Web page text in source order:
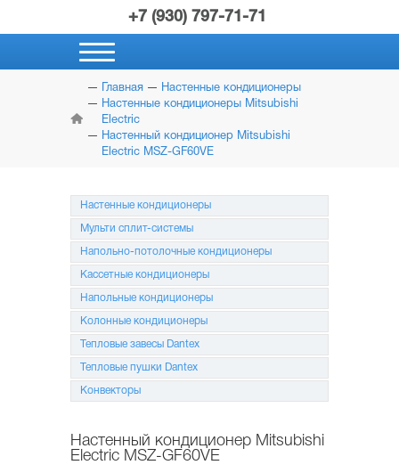
+7 (930) 797-71-71
НАСТЕННЫЕ
КОНДИЦИОНЕРЫ
МУЛЬТИ
СПЛИТ-СИСТЕМЫ
КАССЕТНЫЕ
КОНДИЦИОНЕРЫ
КОЛОННЫЕ
КОНДИЦИОНЕРЫ
МОБИЛЬНЫЕ
КОНДИЦИОНЕРЫ
МОНТАЖ
И ОБСЛУЖИВАНИЕ
АКЦИИ
Главная
Настенные кондиционеры
Настенные кондиционеры Mitsubishi
Electric
Настенный кондиционер Mitsubishi
Electric MSZ-GF60VE
Настенные кондиционеры
Мульти сплит-системы
Напольно-потолочные кондиционеры
Кассетные кондиционеры
Напольные кондиционеры
Колонные кондиционеры
Тепловые завесы Dantex
Тепловые пушки Dantex
Конвекторы
Настенный кондиционер Mitsubishi
Electric MSZ-GF60VE